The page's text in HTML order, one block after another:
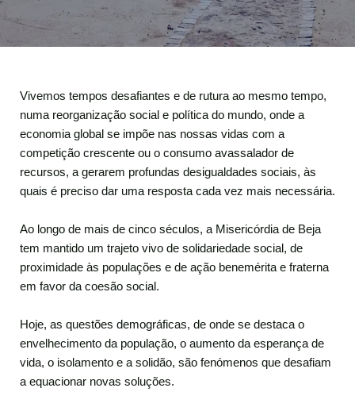
Vivemos tempos desafiantes e de rutura ao mesmo tempo,
numa reorganização social e política do mundo, onde a
economia global se impõe nas nossas vidas com a
competição crescente ou o consumo avassalador de
recursos, a gerarem profundas desigualdades sociais, às
quais é preciso dar uma resposta cada vez mais necessária.
Ao longo de mais de cinco séculos, a Misericórdia de Beja
tem mantido um trajeto vivo de solidariedade social, de
proximidade às populações e de ação benemérita e fraterna
em favor da coesão social.
Hoje, as questões demográficas, de onde se destaca o
envelhecimento da população, o aumento da esperança de
vida, o isolamento e a solidão, são fenómenos que desafiam
a equacionar novas soluções.